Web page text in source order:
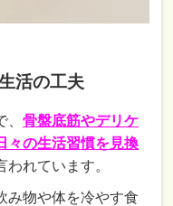
活の工夫
、骨盤底筋やデリケ
々の生活習慣を見換
れています。
み物や体を冷やす食